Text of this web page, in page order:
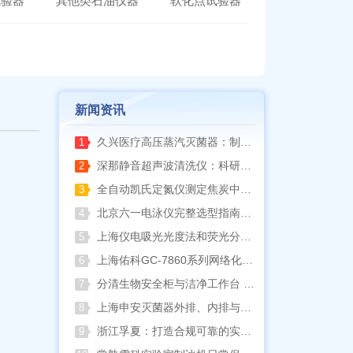
新闻资讯
1 久兴医疗高压蒸汽灭菌器：制药科研灭菌的可靠之选
2 深那静音超声波清洗仪：科研洁净新标准，安静高效更安心
3 全自动凯氏定氮仪测定焦炭中氮 上海纤检助力焦化行业精准检测
4 北京六一电泳仪完整选型指南（分电泳槽 + 电源两大模块，按实验场景直接匹配）
5 上海仪电吸光光度法和荧光分析法的异同
6 上海佑科GC-7860系列网络化气相色谱仪
7 分清生物安全柜与洁净工作台 苏州安泰科普两类设备差异
8 上海申安灭菌器外排、内排与干燥功能全解析
9 浙江孚夏：打造合规可靠的实验室洁净装备